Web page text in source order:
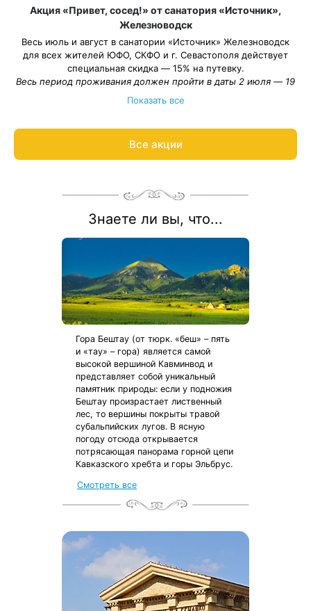
Акция «Привет, сосед!» от санатория «Источник»,
Железноводск
Весь июль и август в санатории «Источник» Железноводск
для всех жителей ЮФО, СКФО и г. Севастополя действует
специальная скидка — 15% на путевку.
Весь период проживания должен пройти в даты 2 июля — 19
сентября 2026.
Рассчитаем цену со скидкой и забронируем отдых по
Показать все
Все акции
Знаете ли вы, что...
Гора Бештау (от тюрк. «беш» – пять
и «тау» – гора) является самой
высокой вершиной Кавминвод и
представляет собой уникальный
памятник природы: если у подножия
Бештау произрастает лиственный
лес, то вершины покрыты травой
субальпийских лугов. В ясную
погоду отсюда открывается
потрясающая панорама горной цепи
Кавказского хребта и горы Эльбрус.
Смотреть все